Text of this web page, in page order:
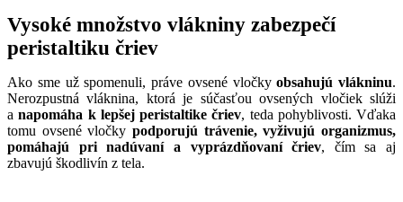
Vysoké množstvo vlákniny zabezpečí
peristaltiku čriev
Ako sme už spomenuli, práve ovsené vločkyobsahujú vlákninu.
Nerozpustná vláknina, ktorá je súčasťou ovsených vločiek slúži
anapomáha k lepšej peristaltike čriev, teda pohyblivosti. Vďaka
tomu ovsené vločky podporujú trávenie, vyživujú organizmus,
pomáhajú pri nadúvaní a vyprázdňovaní čriev, čím sa aj
zbavujú škodlivín z tela.